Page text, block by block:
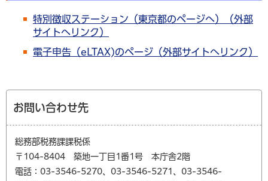
特別徴収ステーション（東京都のページへ）（外部
サイトへリンク）
電子申告（eLTAX)のページ（外部サイトへリンク）
お問い合わせ先
総務部税務課課税係
〒104-8404 築地一丁目1番1号 本庁舎2階
電話：03-3546-5270、03-3546-5271、03-3546-